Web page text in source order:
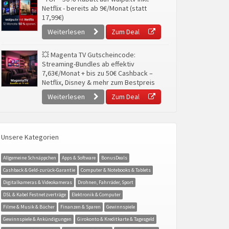
Netflix - bereits ab 9€/Monat (statt
17,99€)
Weiterlesen
Zum Deal
💥 Magenta TV Gutscheincode:
Streaming-Bundles ab effektiv
7,63€/Monat + bis zu 50€ Cashback –
Netflix, Disney & mehr zum Bestpreis
Weiterlesen
Zum Deal
Unsere Kategorien
Allgemeine Schnäppchen Apps & Software
BonusDeals
Cashback & Geld-zurück-Garantie
Computer & Notebooks & Tablets
Digitalkameras & Videokameras
Drohnen, Fahrräder, Sport
DSL & Kabel Festnetzverträge
Elektronik & Computer
Filme & Musik & Bücher
Finanzen & Sparen
Gewinnspiele
Gewinnspiele & Ankündigungen
Girokonto & Kreditkarte & Tagesgeld